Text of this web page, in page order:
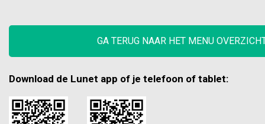
GA TERUG NAAR HET MENU
Download de Lunet app of je telefoon of tablet: